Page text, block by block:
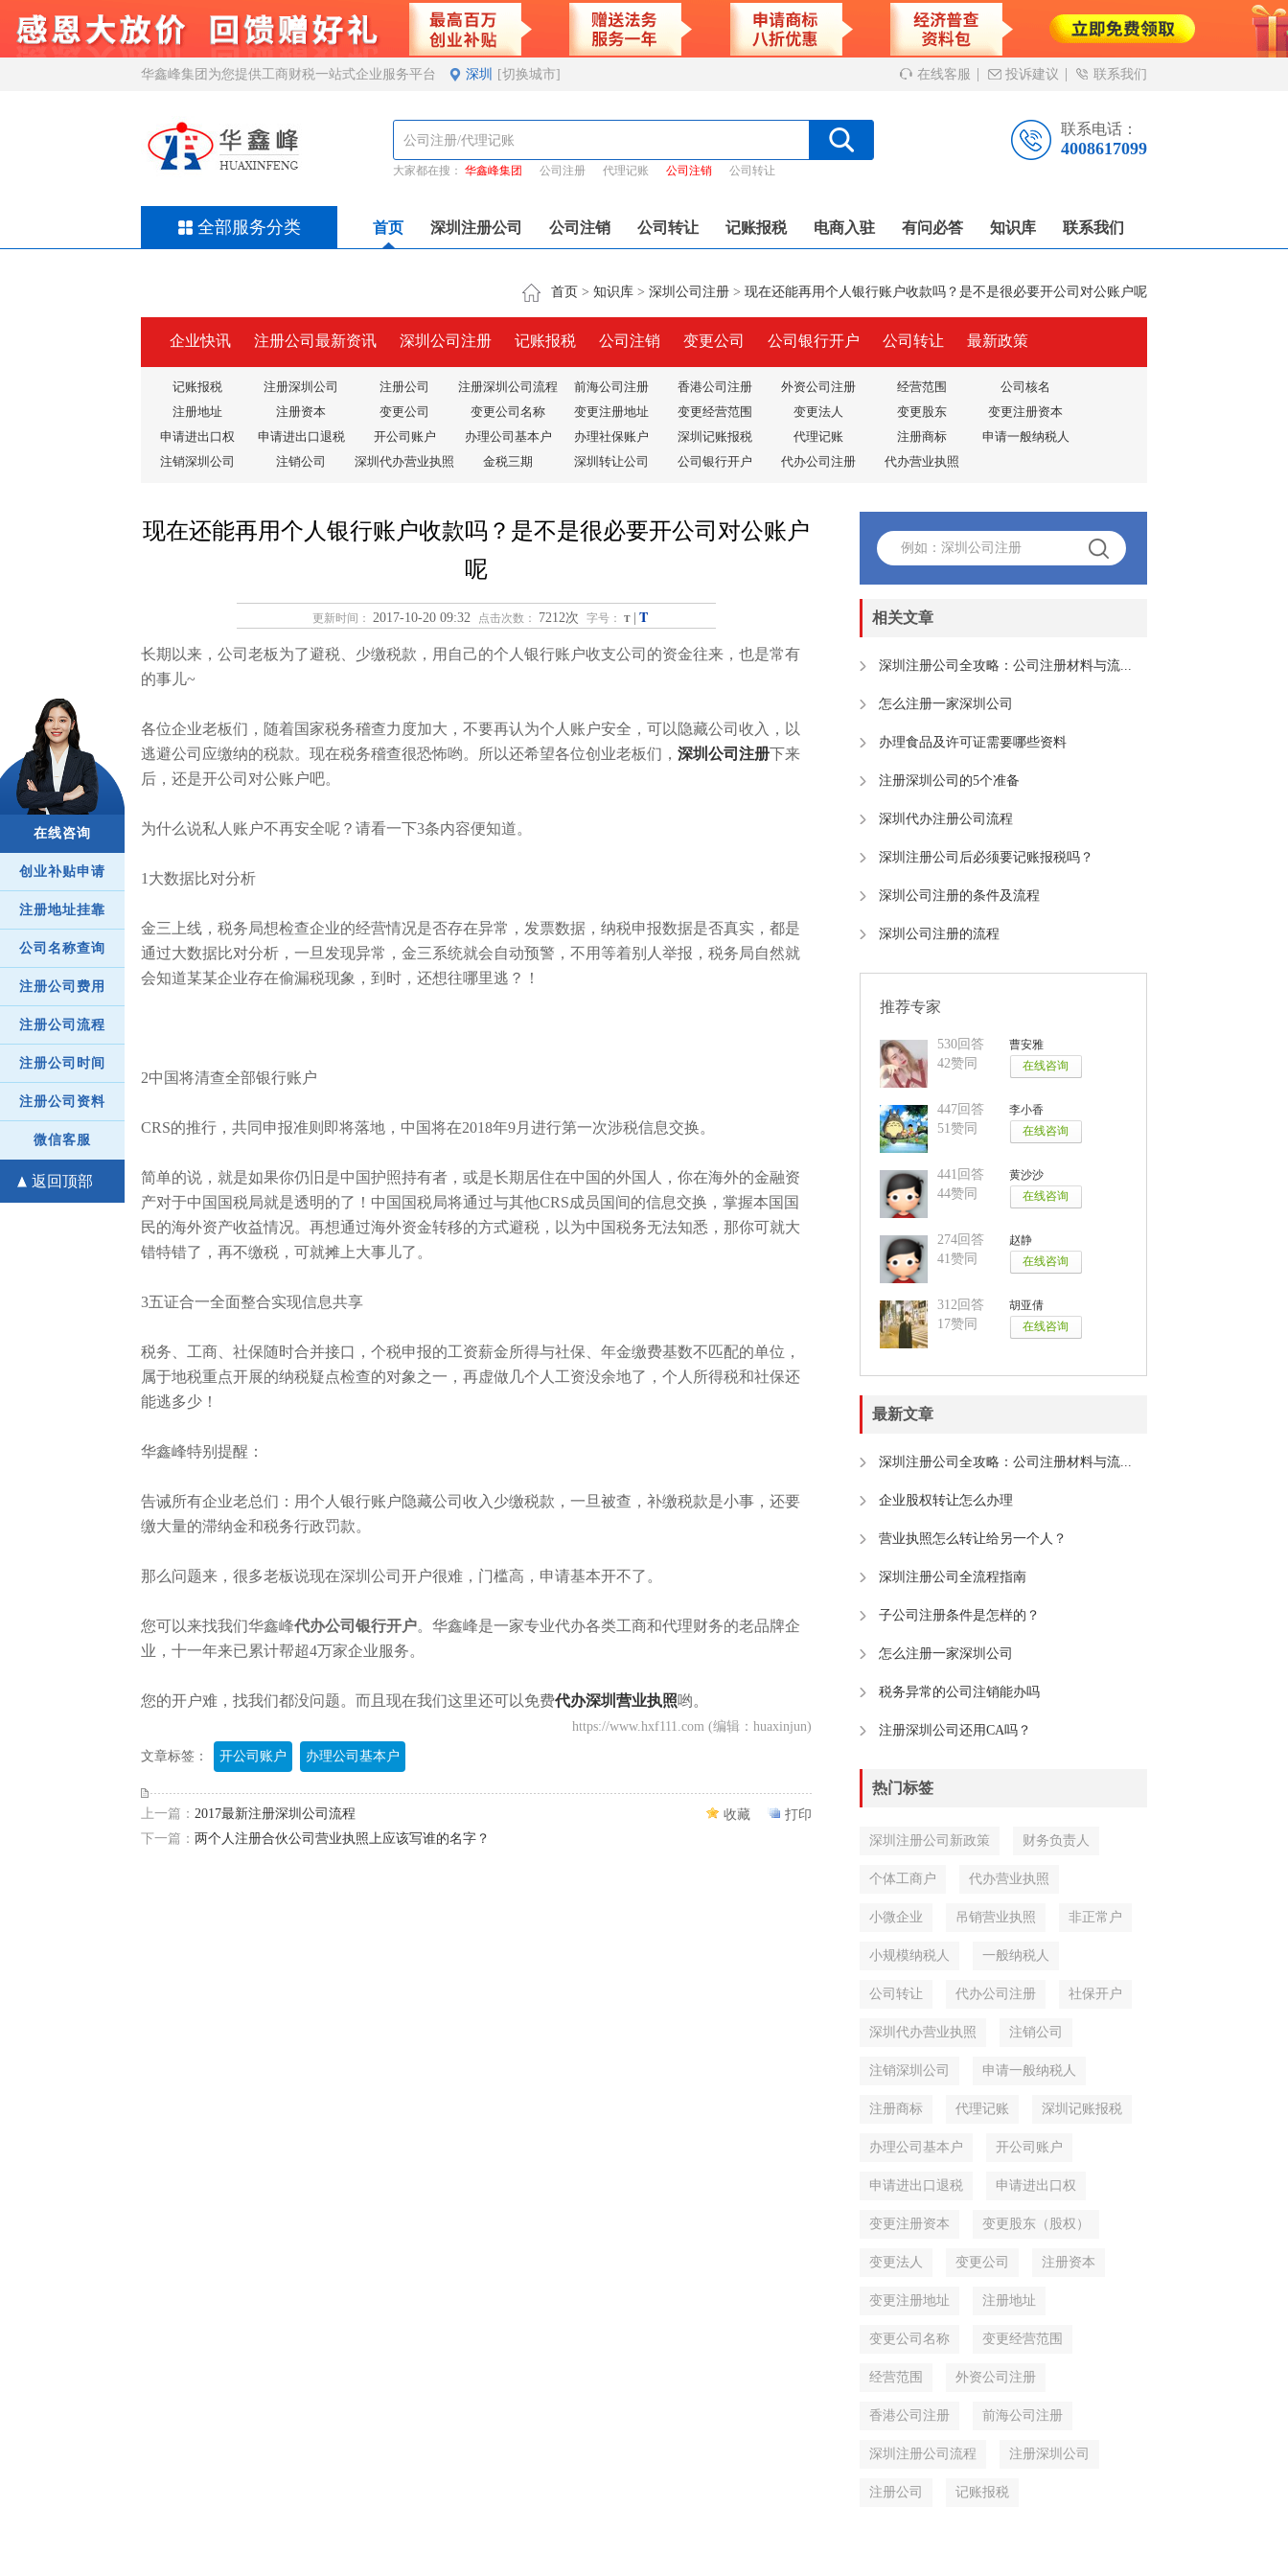
在线咨询
创业补贴申请
注册地址挂靠
公司名称查询
注册公司费用
注册公司流程
注册公司时间
注册公司资料
微信客服
返回顶部
华鑫峰集团为您提供工商财税一站式企业服务平台 深圳 [切换城市] 在线客服 投诉建议 联系我们
大家都在搜： 华鑫峰集团 公司注册 代理记账 公司注销 公司转让
联系电话：
4008617099
全部服务分类 首页 深圳注册公司 公司注销 公司转让 记账报税 电商入驻 有问必答 知识库 联系我们
首页 > 知识库 > 深圳公司注册 > 现在还能再用个人银行账户收款吗？是不是很必要开公司对公账户呢
企业快讯 注册公司最新资讯 深圳公司注册 记账报税 公司注销 变更公司 公司银行开户 公司转让 最新政策
记账报税 注册深圳公司 注册公司 注册深圳公司流程 前海公司注册 香港公司注册 外资公司注册 经营范围
公司核名
注册地址
注册资本 变更公司 变更公司名称 变更注册地址 变更经营范围 变更法人 变更股东
变更注册资本
申请进出口权
申请进出口退税 开公司账户 办理公司基本户 办理社保账户 深圳记账报税 代理记账 注册商标
申请一般纳税人
注销深圳公司
注销公司 深圳代办营业执照 金税三期 深圳转让公司 公司银行开户 代办公司注册 代办营业执照
现在还能再用个人银行账户收款吗？是不是很必要开公司对公账户
呢
更新时间： 2017-10-20 09:32 点击次数： 7212次 字号： T T
长期以来，公司老板为了避税、少缴税款，用自己的个人银行账户收支公司的资金往来，也是常有
的事儿~
各位企业老板们，随着国家税务稽查力度加大，不要再认为个人账户安全，可以隐藏公司收入，以
逃避公司应缴纳的税款。现在税务稽查很恐怖哟。所以还希望各位创业老板们， 深圳公司注册下来
后，还是开公司对公账户吧。
为什么说私人账户不再安全呢？请看一下3条内容便知道。
1大数据比对分析
金三上线，税务局想检查企业的经营情况是否存在异常，发票数据，纳税申报数据是否真实，都是
通过大数据比对分析，一旦发现异常，金三系统就会自动预警，不用等着别人举报，税务局自然就
会知道某某企业存在偷漏税现象，到时，还想往哪里逃？！
2中国将清查全部银行账户
CRS的推行，共同申报准则即将落地，中国将在2018年9月进行第一次涉税信息交换。
简单的说，就是如果你仍旧是中国护照持有者，或是长期居住在中国的外国人，你在海外的金融资
产对于中国国税局就是透明的了！中国国税局将通过与其他CRS成员国间的信息交换，掌握本国国
民的海外资产收益情况。再想通过海外资金转移的方式避税，以为中国税务无法知悉，那你可就大
错特错了，再不缴税，可就摊上大事儿了。
3五证合一全面整合实现信息共享
税务、工商、社保随时合并接口，个税申报的工资薪金所得与社保、年金缴费基数不匹配的单位，
属于地税重点开展的纳税疑点检查的对象之一，再虚做几个人工资没余地了，个人所得税和社保还
能逃多少！
华鑫峰特别提醒：
告诫所有企业老总们：用个人银行账户隐藏公司收入少缴税款，一旦被查，补缴税款是小事，还要
缴大量的滞纳金和税务行政罚款。
那么问题来，很多老板说现在深圳公司开户很难，门槛高，申请基本开不了。
您可以来找我们华鑫峰代办公司 银行开户。华鑫峰是一家专业代办各类工商和代理财务的老品牌企
业，十一年来已累计帮超4万家企业服务。
您的开户难，找我们都没问题。而且现在我们这里还可以免费代办深圳营业执照哟。
https://www.hxf111.com (编辑：huaxinjun)
文章标签： 开公司账户 办理公司基本户
上一篇： 2017最新注册深圳公司流程
下一篇： 两个人注册合伙公司营业执照上应该写谁的名字？
收藏 打印
相关文章
深圳注册公司全攻略：公司注册材料与流...
怎么注册一家深圳公司
办理食品及许可证需要哪些资料
注册深圳公司的5个准备
深圳代办注册公司流程
深圳注册公司后必须要记账报税吗？
深圳公司注册的条件及流程
深圳公司注册的流程
推荐专家
曹安雅
530回答
42赞同
李小香
447回答
51赞同
黄沙沙
441回答
44赞同
赵静
274回答
41赞同
胡亚倩
312回答
17赞同
最新文章
深圳注册公司全攻略：公司注册材料与流...
企业股权转让怎么办理
营业执照怎么转让给另一个人？
深圳注册公司全流程指南
子公司注册条件是怎样的？
怎么注册一家深圳公司
税务异常的公司注销能办吗
注册深圳公司还用CA吗？
热门标签
深圳注册公司新政策 财务负责人
个体工商户 代办营业执照
小微企业 吊销营业执照 非正常户
小规模纳税人 一般纳税人
公司转让 代办公司注册 社保开户
深圳代办营业执照 注销公司
注销深圳公司 申请一般纳税人
注册商标 代理记账 深圳记账报税
办理公司基本户 开公司账户
申请进出口退税 申请进出口权
变更注册资本 变更股东（股权）
变更法人 变更公司 注册资本
变更注册地址 注册地址
变更公司名称 变更经营范围
经营范围 外资公司注册
香港公司注册 前海公司注册
深圳注册公司流程 注册深圳公司
注册公司 记账报税